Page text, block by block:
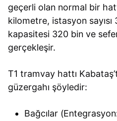
geçerli olan normal bir
kilometre, istasyon sayısı
kapasitesi 320 bin ve sefer
gerçekleşir.
T1 tramvay hattı
güzergahı şöyledir:
Bağcılar